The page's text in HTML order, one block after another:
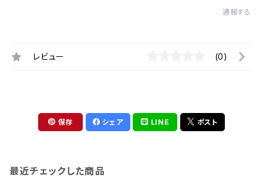
通報する
レビュー (0)
保存 シェア LINE ポスト
最近チェックした商品